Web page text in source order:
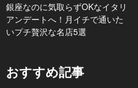
銀座なのに気取らずOKなイタリ
アンデートへ！月イチで通いた
いプチ贅沢な名店5選
おすすめ記事